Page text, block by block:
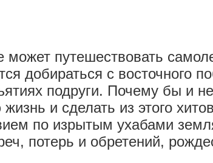
путешествовать
добираться с восточного
подруги. Почему бы и
и сделать из этого
по изрытым ухабами
потерь и обретений,